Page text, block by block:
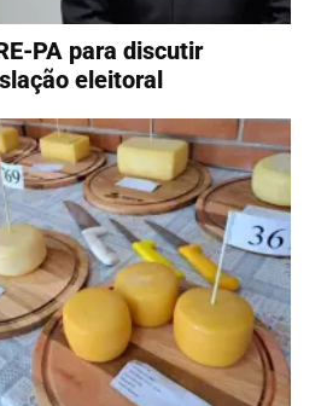
PA para discutir
eleitoral